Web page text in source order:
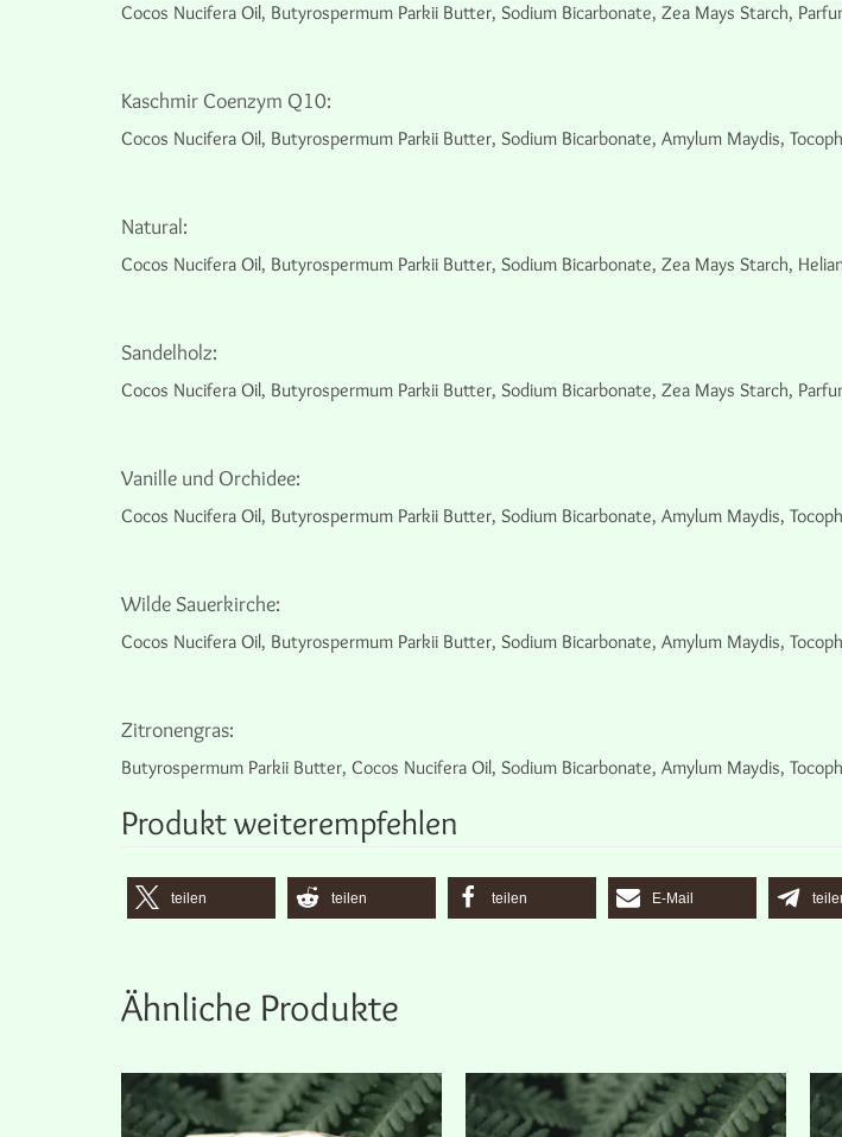
Cocos Nucifera Oil, Butyrospermum Parkii Butter, Sodium Bicarbonate, Zea Mays Starch,
Kaschmir Coenzym Q10:
Cocos Nucifera Oil, Butyrospermum Parkii Butter, Sodium Bicarbonate, Amylum Maydis,
Natural:
Cocos Nucifera Oil, Butyrospermum Parkii Butter, Sodium Bicarbonate, Zea Mays Starch,
Sandelholz:
Cocos Nucifera Oil, Butyrospermum Parkii Butter, Sodium Bicarbonate, Zea Mays Starch,
Vanille und Orchidee:
Cocos Nucifera Oil, Butyrospermum Parkii Butter, Sodium Bicarbonate, Amylum Maydis,
Wilde Sauerkirche:
Cocos Nucifera Oil, Butyrospermum Parkii Butter, Sodium Bicarbonate, Amylum Maydis,
Zitronengras:
Butyrospermum Parkii Butter, Cocos Nucifera Oil, Sodium Bicarbonate, Amylum Maydis,
Produkt weiterempfehlen
teilen teilen teilen E-Mail
Ähnliche Produkte